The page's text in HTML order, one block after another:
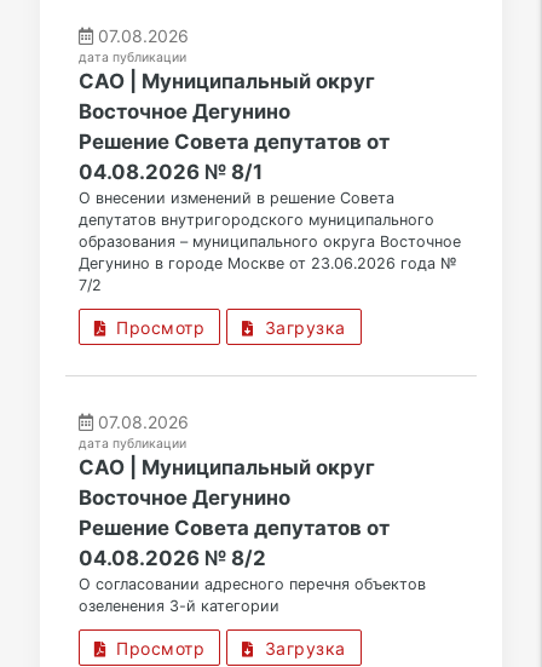
07.08.2026
дата публикации
САО | Муниципальный округ
Восточное Дегунино
Решение Совета депутатов от
04.08.2026 № 8/1
О внесении изменений в решение Совета
депутатов внутригородского муниципального
образования – муниципального округа Восточное
Дегунино в городе Москве от 23.06.2026 года №
7/2
Просмотр Загрузка
07.08.2026
дата публикации
САО | Муниципальный округ
Восточное Дегунино
Решение Совета депутатов от
04.08.2026 № 8/2
О согласовании адресного перечня объектов
озеленения 3-й категории
Просмотр Загрузка